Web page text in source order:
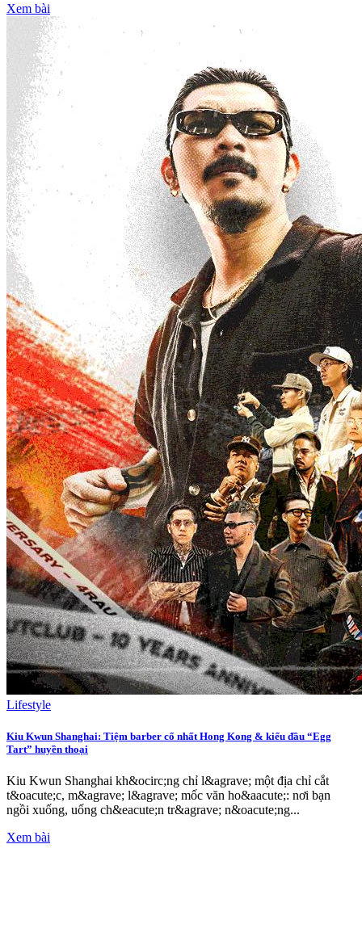
Xem bài
Lifestyle
Kiu Kwun Shanghai: Tiệm barber cổ nhất Hong Kong & kiểu đầu “Egg
Tart” huyền thoại
Kiu Kwun Shanghai kh&ocirc;ng chỉ l&agrave; một địa chỉ cắt
t&oacute;c, m&agrave; l&agrave; mốc văn ho&aacute;: nơi bạn
ngồi xuống, uống ch&eacute;n tr&agrave; n&oacute;ng...
Xem bài